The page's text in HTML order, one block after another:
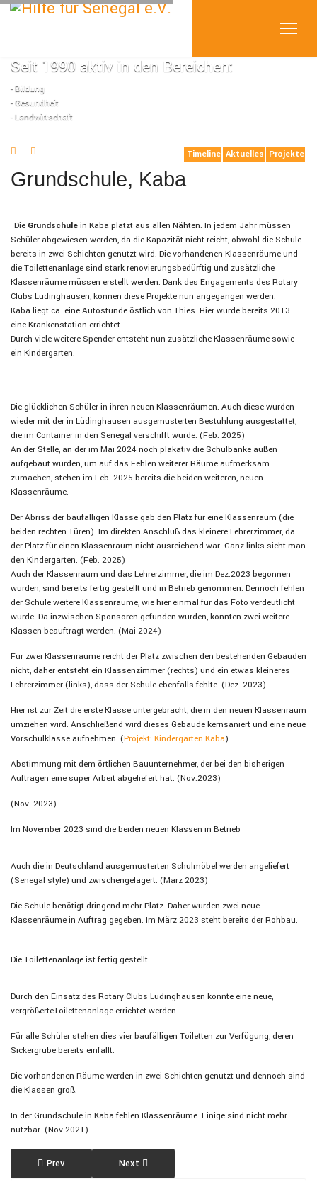
Seit 1990 aktiv in den Bereichen:
- Bildung
- Gesundheit
- Landwirtschaft
Timeline Aktuelles Projekte
Grundschule, Kaba
Die Grundschulein Kaba platzt aus allen Nähten. In jedem Jahr müssen
Schüler abgewiesen werden, da die Kapazität nicht reicht, obwohl die Schule
bereits in zwei Schichten genutzt wird. Die vorhandenen Klassenräume und
die Toilettenanlage sind stark renovierungsbedürftig und zusätzliche
Klassenräume müssen erstellt werden. Dank des Engagements des Rotary
Clubs Lüdinghausen, können diese Projekte nun angegangen werden.
Kaba liegt ca. eine Autostunde östlich von Thies. Hier wurde bereits 2013
eine Krankenstation errichtet.
Durch viele weitere Spender entsteht nun zusätzliche Klassenräume sowie
ein Kindergarten.
Die glücklichen Schüler in ihren neuen Klassenräumen. Auch diese wurden
wieder mit der in Lüdinghausen ausgemusterten Bestuhlung ausgestattet,
die im Container in den Senegal verschifft wurde. (Feb. 2025)
An der Stelle, an der im Mai 2024 noch plakativ die Schulbänke außen
aufgebaut wurden, um auf das Fehlen weiterer Räume aufmerksam
zumachen, stehen im Feb. 2025 bereits die beiden weiteren, neuen
Klassenräume.
Der Abriss der baufälligen Klasse gab den Platz für eine Klassenraum (die
beiden rechten Türen). Im direkten Anschluß das kleinere Lehrerzimmer, da
der Platz für einen Klassenraum nicht ausreichend war. Ganz links sieht man
den Kindergarten. (Feb. 2025)
Auch der Klassenraum und das Lehrerzimmer, die im Dez.2023 begonnen
wurden, sind bereits fertig gestellt und in Betrieb genommen. Dennoch fehlen
der Schule weitere Klassenräume, wie hier einmal für das Foto verdeutlicht
wurde. Da inzwischen Sponsoren gefunden wurden, konnten zwei weitere
Klassen beauftragt werden. (Mai 2024)
Für zwei Klassenräume reicht der Platz zwischen den bestehenden Gebäuden
nicht, daher entsteht ein Klassenzimmer (rechts) und ein etwas kleineres
Lehrerzimmer (links), dass der Schule ebenfalls fehlte. (Dez. 2023)
Hier ist zur Zeit die erste Klasse untergebracht, die in den neuen Klassenraum
umziehen wird. Anschließend wird dieses Gebäude kernsaniert und eine neue
Vorschulklasse aufnehmen. (Projekt: Kindergarten Kaba)
Abstimmung mit dem örtlichen Bauunternehmer, der bei den bisherigen
Aufträgen eine super Arbeit abgeliefert hat. (Nov.2023)
(Nov. 2023)
Im November 2023 sind die beiden neuen Klassen in Betrieb
Auch die in Deutschland ausgemusterten Schulmöbel werden angeliefert
(Senegal style) und zwischengelagert. (März 2023)
Die Schule benötigt dringend mehr Platz. Daher wurden zwei neue
Klassenräume in Auftrag gegeben. Im März 2023 steht bereits der Rohbau.
Die Toilettenanlage ist fertig gestellt.
Durch den Einsatz des Rotary Clubs Lüdinghausen konnte eine neue,
vergrößerteToilettenanlage errichtet werden.
Für alle Schüler stehen dies vier baufälligen Toiletten zur Verfügung, deren
Sickergrube bereits einfällt.
Die vorhandenen Räume werden in zwei Schichten genutzt und dennoch sind
die Klassen groß.
In der Grundschule in Kaba fehlen Klassenräume. Einige sind nicht mehr
nutzbar. (Nov.2021)
Previous article: Grundschule - Keur Massamba Gueye, Thies
Prev Next article: Grundschule, Diassap
Next